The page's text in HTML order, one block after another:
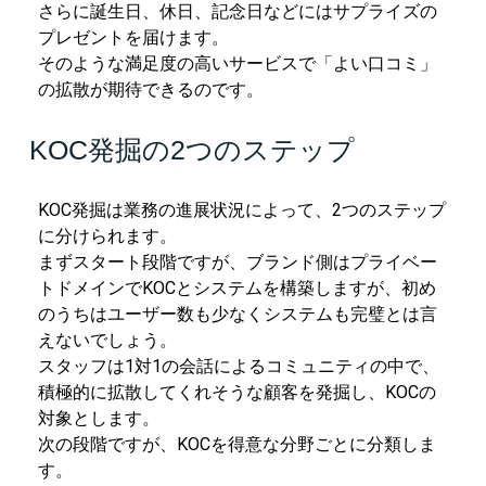
さらに誕生日、休日、記念日などにはサプライズの
プレゼントを届けます。
そのような満足度の高いサービスで「よい口コミ」
の拡散が期待できるのです。
KOC発掘の2つのステップ
KOC発掘は業務の進展状況によって、2つのステップ
に分けられます。
まずスタート段階ですが、ブランド側はプライベー
トドメインでKOCとシステムを構築しますが、初め
のうちはユーザー数も少なくシステムも完璧とは言
えないでしょう。
スタッフは1対1の会話によるコミュニティの中で、
積極的に拡散してくれそうな顧客を発掘し、KOCの
対象とします。
次の段階ですが、KOCを得意な分野ごとに分類しま
す。